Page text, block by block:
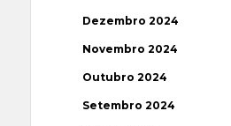
Dezembro 2024
Novembro 2024
Outubro 2024
Setembro 2024